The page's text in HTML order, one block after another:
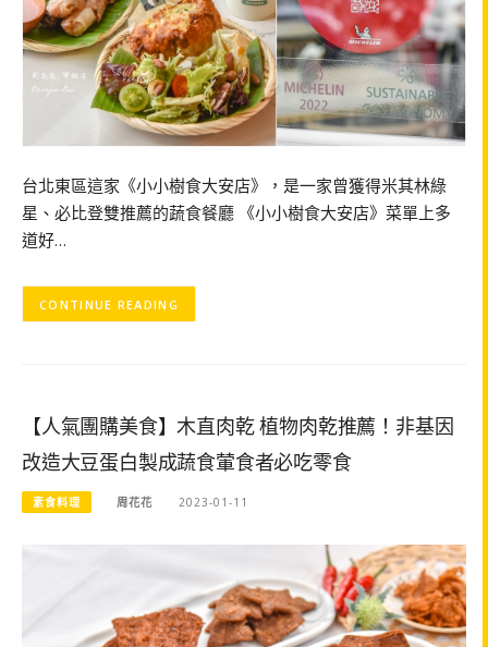
台北東區這家《小小樹食大安店》，是一家曾獲得米其林綠
星、必比登雙推薦的蔬食餐廳 《小小樹食大安店》菜單上多
道好…
CONTINUE READING
【人氣團購美食】木直肉乾 植物肉乾推薦！非基因
改造大豆蛋白製成蔬食葷食者必吃零食
素食料理 周花花 2023-01-11